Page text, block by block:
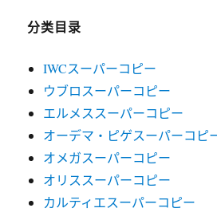
分类目录
IWCスーパーコピー
ウブロスーパーコピー
エルメススーパーコピー
オーデマ・ピゲスーパーコピ
オメガスーパーコピー
オリススーパーコピー
カルティエスーパーコピー